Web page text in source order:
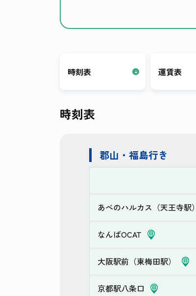
時刻表 運賃表
時刻表
郡山・福島行き
あべのハルカス（天王寺駅）
なんばOCAT
大阪駅前（東梅田駅）
京都駅八条口